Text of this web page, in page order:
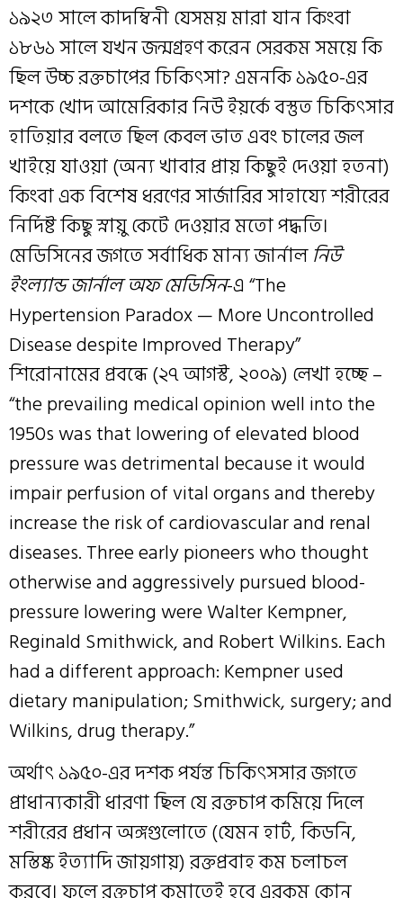
১৯২৩ সালে কাদম্বিনী যেসময় মারা যান কিংবা
১৮৬১ সালে যখন জন্মগ্রহণ করেন সেরকম সময়ে কি
ছিল উচ্চ রক্তচাপের চিকিৎসা? এমনকি ১৯৫০-এর
দশকে খোদ আমেরিকার নিউ ইয়র্কে বস্তুত চিকিৎসার
হাতিয়ার বলতে ছিল কেবল ভাত এবং চালের জল
খাইয়ে যাওয়া (অন্য খাবার প্রায় কিছুই দেওয়া হতনা)
কিংবা এক বিশেষ ধরণের সার্জারির সাহায্যে শরীরের
নির্দিষ্ট কিছু স্নায়ু কেটে দেওয়ার মতো পদ্ধতি।
মেডিসিনের জগতে সর্বাধিক মান্য জার্নালনিউ
ইংল্যান্ড জার্নাল অফ মেডিসিন-এ “The
Hypertension Paradox — More Uncontrolled
Disease despite Improved Therapy”
শিরোনামের প্রবন্ধে (২৭ আগস্ট, ২০০৯) লেখা হচ্ছে –
“the prevailing medical opinion well into the
1950s was that lowering of elevated blood
pressure was detrimental because it would
impair perfusion of vital organs and thereby
increase the risk of cardiovascular and renal
diseases. Three early pioneers who thought
otherwise and aggressively pursued blood-
pressure lowering were Walter Kempner,
Reginald Smithwick, and Robert Wilkins. Each
had a different approach: Kempner used
dietary manipulation; Smithwick, surgery; and
Wilkins, drug therapy.”
অর্থাৎ ১৯৫০-এর দশক পর্যন্ত চিকিৎসসার জগতে
প্রাধান্যকারী ধারণা ছিল যে রক্তচাপ কমিয়ে দিলে
শরীরের প্রধান অঙ্গগুলোতে (যেমন হার্ট, কিডনি,
মস্তিষ্ক ইত্যাদি জায়গায়) রক্তপ্রবাহ কম চলাচল